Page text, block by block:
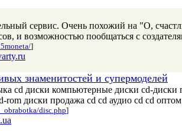
сервис. Очень похожий на "О,
и возможностью пообщаться с
]
знаменитостей и супермоделей
cd диски компьютерные диски cd-
rom диски продажа cd cd аудио cd cd
disc.php]